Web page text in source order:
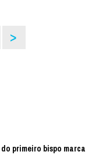
>
primeiro bispo marca